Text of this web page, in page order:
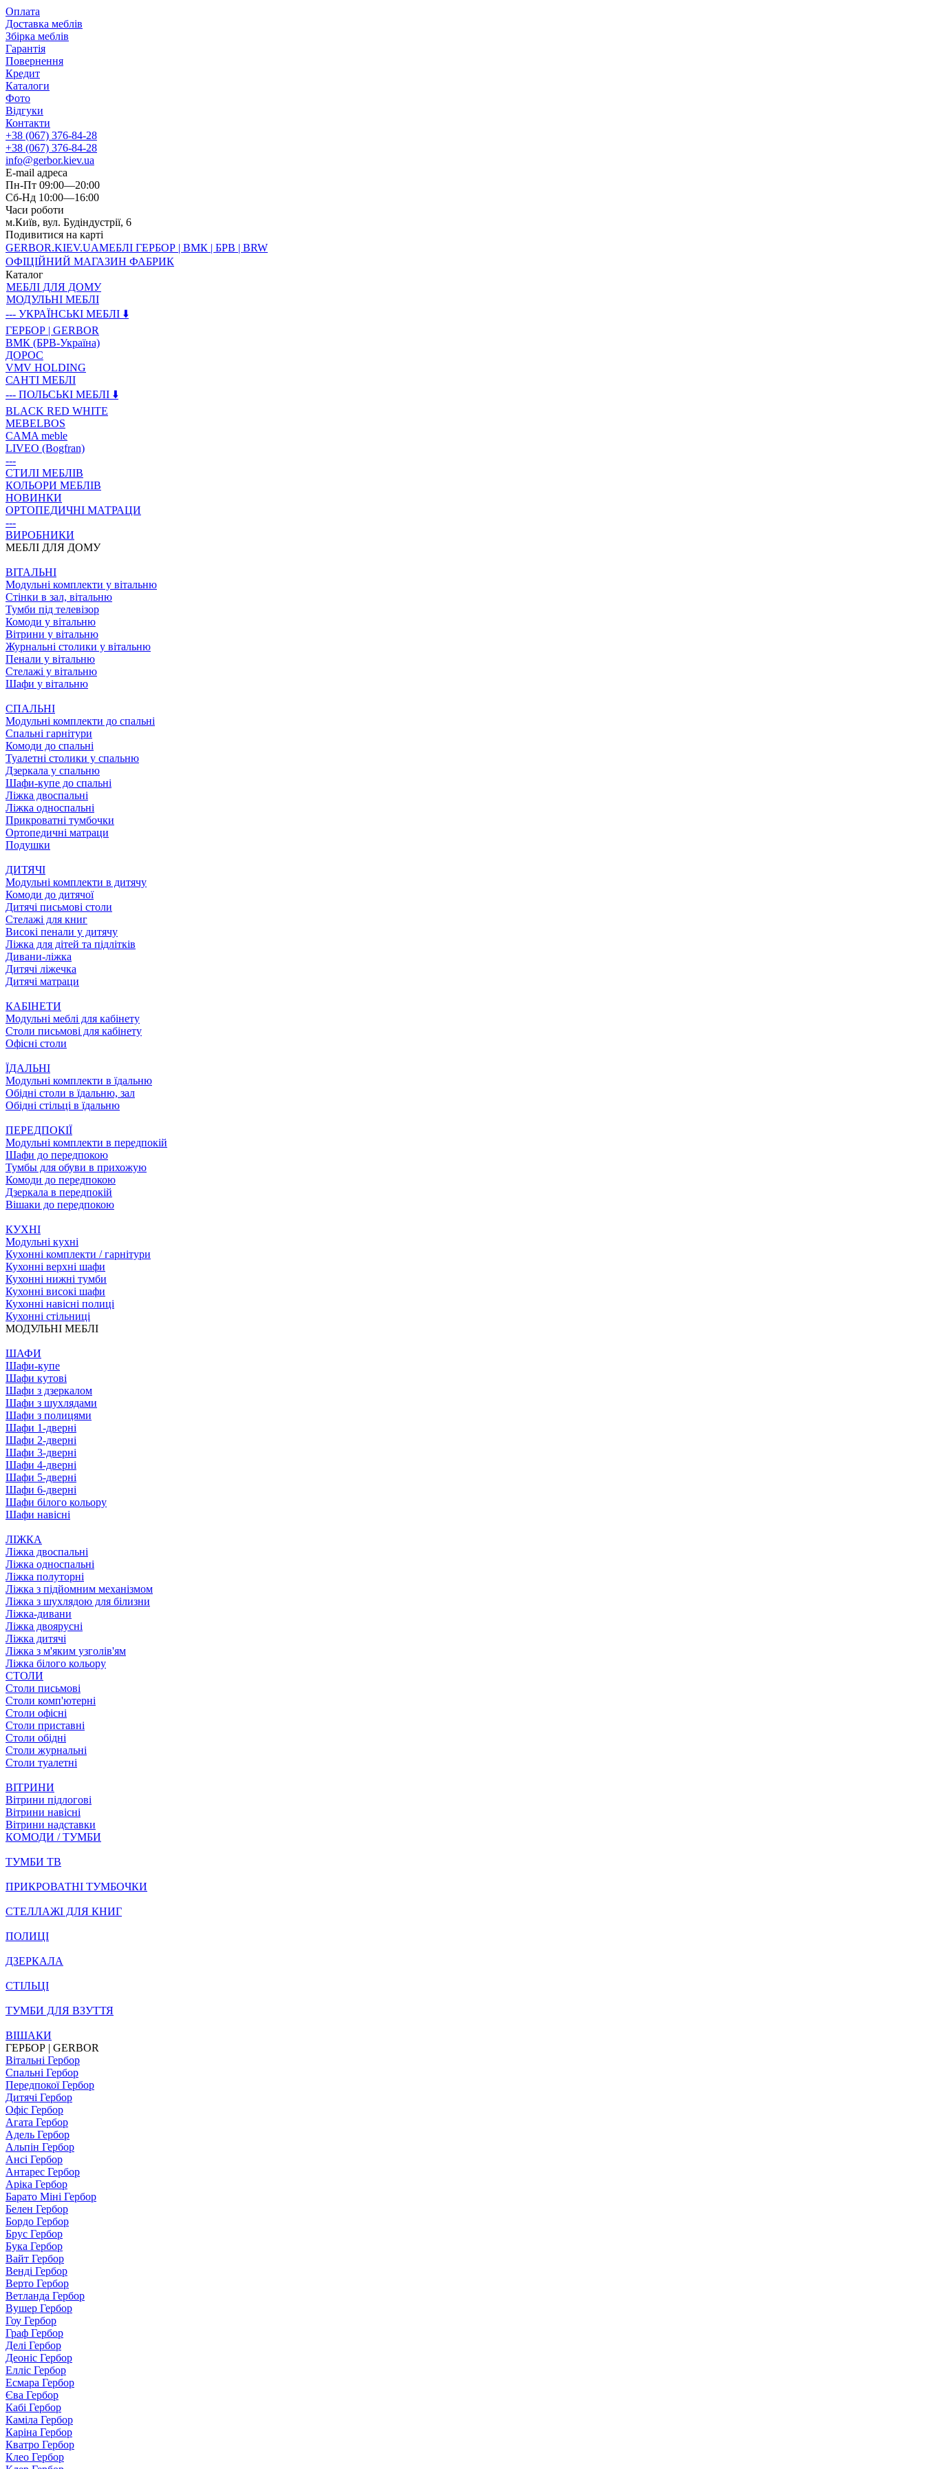
Оплата
Доставка меблів
Збірка меблів
Гарантія
Повернення
Кредит
Каталоги
Фото
Відгуки
Контакти
+38 (067) 376-84-28
+38 (067) 376-84-28
info@gerbor.kiev.ua
E-mail адреса
Пн-Пт 09:00—20:00
Сб-Нд 10:00—16:00
Часи роботи
м.Київ, вул. Будіндустрії, 6
Подивитися на карті
GERBOR.KIEV.UAМЕБЛI ГЕРБОР | ВМК | БРВ | BRW
ОФІЦІЙНИЙ МАГАЗИН ФАБРИК
Каталог
МЕБЛІ ДЛЯ ДОМУ
МОДУЛЬНІ МЕБЛІ
--- УКРАЇНСЬКІ МЕБЛІ ⬇️
ГЕРБОР | GERBOR
ВМК (БРВ-Україна)
ДОРОС
VMV HOLDING
САНТІ МЕБЛІ
--- ПОЛЬСЬКІ МЕБЛІ ⬇️
BLACK RED WHITE
MEBELBOS
CAMA meble
LIVEO (Bogfran)
---
СТИЛІ МЕБЛІВ
КОЛЬОРИ МЕБЛІВ
НОВИНКИ
ОРТОПЕДИЧНІ МАТРАЦИ
---
ВИРОБНИКИ
МЕБЛІ ДЛЯ ДОМУ
ВIТАЛЬНI
Модульні комплекти у вітальню
Стінки в зал, вітальню
Тумби під телевізор
Комоди у вітальню
Вітрини у вітальню
Журнальні столики у вітальню
Пенали у вітальню
Стелажі у вітальню
Шафи у вітальню
СПАЛЬНІ
Модульні комплекти до спальні
Спальні гарнітури
Комоди до спальні
Туалетні столики у спальню
Дзеркала у спальню
Шафи-купе до спальні
Ліжка двоспальні
Ліжка односпальні
Прикроватні тумбочки
Ортопедичні матраци
Подушки
ДИТЯЧІ
Модульні комплекти в дитячу
Комоди до дитячої
Дитячі письмові столи
Стелажі для книг
Високі пенали у дитячу
Ліжка для дітей та підлітків
Дивани-ліжка
Дитячі ліжечка
Дитячі матраци
КАБІНЕТИ
Модульні меблі для кабінету
Столи письмові для кабінету
Офісні столи
ЇДАЛЬНI
Модульні комплекти в їдальню
Обідні столи в їдальню, зал
Обідні стільці в їдальню
ПЕРЕДПОКІЇ
Модульні комплекти в передпокій
Шафи до передпокою
Тумбы для обуви в прихожую
Комоди до передпокою
Дзеркала в передпокій
Вішаки до передпокою
КУХНІ
Модульні кухні
Кухонні комплекти / гарнітури
Кухонні верхні шафи
Кухонні нижні тумби
Кухонні високі шафи
Кухонні навісні полиці
Кухонні стільниці
МОДУЛЬНІ МЕБЛІ
ШАФИ
Шафи-купе
Шафи кутові
Шафи з дзеркалом
Шафи з шухлядами
Шафи з полицями
Шафи 1-дверні
Шафи 2-дверні
Шафи 3-дверні
Шафи 4-дверні
Шафи 5-дверні
Шафи 6-дверні
Шафи білого кольору
Шафи навісні
ЛІЖКА
Ліжка двоспальні
Ліжка односпальні
Ліжка полуторні
Ліжка з підйомним механізмом
Ліжка з шухлядою для білизни
Ліжка-дивани
Ліжка двоярусні
Ліжка дитячі
Ліжка з м'яким узголів'ям
Ліжка білого кольору
СТОЛИ
Столи письмові
Столи комп'ютерні
Столи офісні
Столи приставні
Столи обідні
Столи журнальні
Столи туалетні
ВІТРИНИ
Вітрини підлогові
Вітрини навісні
Вітрини надставки
КОМОДИ / ТУМБИ
ТУМБИ ТВ
ПРИКРОВАТНІ ТУМБОЧКИ
СТЕЛЛАЖІ ДЛЯ КНИГ
ПОЛИЦІ
ДЗЕРКАЛА
СТІЛЬЦI
ТУМБИ ДЛЯ ВЗУТТЯ
ВІШАКИ
ГЕРБОР | GERBOR
Вітальні Гербор
Спальні Гербор
Передпокої Гербор
Дитячі Гербор
Офіс Гербор
Агата Гербор
Адель Гербор
Альпін Гербор
Ансі Гербор
Антарес Гербор
Аріка Гербор
Барато Міні Гербор
Белен Гербор
Бордо Гербор
Брус Гербор
Бука Гербор
Вайт Гербор
Венді Гербор
Верто Гербор
Ветланда Гербор
Вушер Гербор
Гоу Гербор
Граф Гербор
Делі Гербор
Деоніс Гербор
Елліс Гербор
Есмара Гербор
Єва Гербор
Кабі Гербор
Каміла Гербор
Каріна Гербор
Кватро Гербор
Клео Гербор